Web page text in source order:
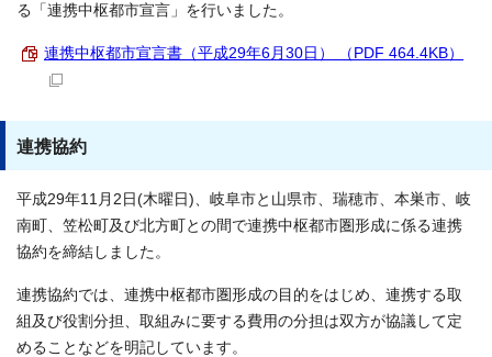
る「連携中枢都市宣言」を行いました。
連携中枢都市宣言書（平成29年6月30日） （PDF 464.4KB）
連携協約
平成29年11月2日(木曜日)、岐阜市と山県市、瑞穂市、本巣市、岐
南町、笠松町及び北方町との間で連携中枢都市圏形成に係る連携
協約を締結しました。
連携協約では、連携中枢都市圏形成の目的をはじめ、連携する取
組及び役割分担、取組みに要する費用の分担は双方が協議して定
めることなどを明記しています。